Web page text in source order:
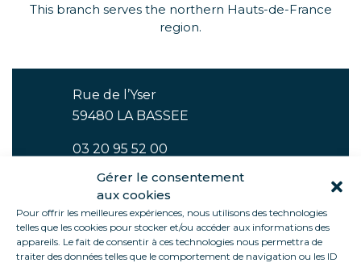
Gérer le consentement
aux cookies
Pour offrir les meilleures expériences, nous utilisons des technologies
telles que les cookies pour stocker et/ou accéder aux informations des
appareils. Le fait de consentir à ces technologies nous permettra de
traiter des données telles que le comportement de navigation ou les ID
This branch serves the northern Hauts-de-France
region.
Rue de l’Yser
59480 LA BASSEE
03 20 95 52 00
Opening hours
Agency
Quays
Monday
7h45 - 16h30
8h-12h/13h30-15h30